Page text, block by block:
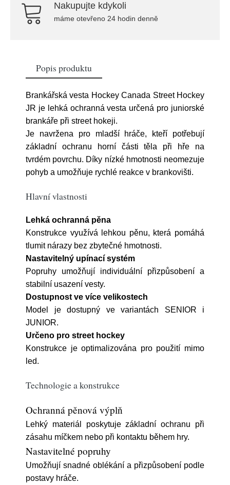
Nakupujte kdykoli
máme otevřeno 24 hodin denně
Popis produktu
Brankářská vesta Hockey Canada Street Hockey
JR je lehká ochranná vesta určená pro juniorské
brankáře při street hokeji.
Je navržena pro mladší hráče, kteří potřebují
základní ochranu horní části těla při hře na
tvrdém povrchu. Díky nízké hmotnosti neomezuje
pohyb a umožňuje rychlé reakce v brankovišti.
Hlavní vlastnosti
Lehká ochranná pěna
Konstrukce využívá lehkou pěnu, která pomáhá
tlumit nárazy bez zbytečné hmotnosti.
Nastavitelný upínací systém
Popruhy umožňují individuální přizpůsobení a
stabilní usazení vesty.
Dostupnost ve více velikostech
Model je dostupný ve variantách SENIOR i
JUNIOR.
Určeno pro street hockey
Konstrukce je optimalizována pro použití mimo
led.
Technologie a konstrukce
Ochranná pěnová výplň
Lehký materiál poskytuje základní ochranu při
zásahu míčkem nebo při kontaktu během hry.
Nastavitelné popruhy
Umožňují snadné oblékání a přizpůsobení podle
postavy hráče.